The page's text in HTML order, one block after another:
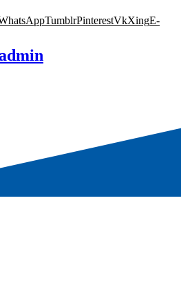
TumblrPinterestVkXingE-